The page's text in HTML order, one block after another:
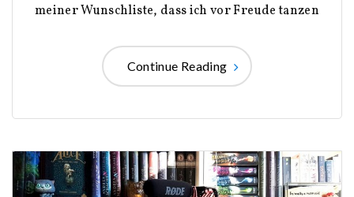
meiner Wunschliste, dass ich vor Freude tanzen
Continue Reading